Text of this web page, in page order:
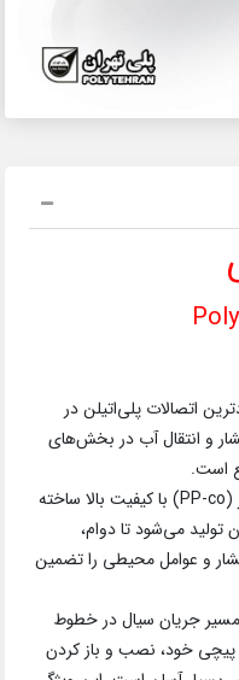
اتصالات پلی‌اتیلن در
و انتقال آب در بخش‌های
است.
این محصول از پلی‌پروپیلن کوپلیمر (PP-co) با کیفیت بالا ساخته
تولید می‌شود تا دوام،
و عوامل محیطی را تضمین
تغییر مسیر جریان سیال در خطوط
خود، نصب و باز کردن